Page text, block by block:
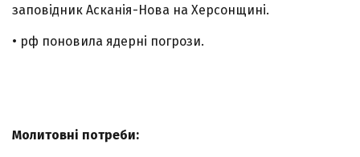
заповідник Асканія-Нова на Херсонщині.
• рф поновила ядерні погрози.
Молитовні потреби: